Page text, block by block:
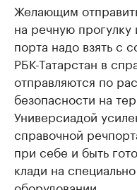
Желающим
на речную прогулку
порта надо взять с
РБК-Татарстан в
отправляются по
безопасности на
Универсиадой
справочной
при себе и быть
клади на